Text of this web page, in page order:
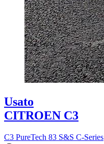
Usato
CITROEN C3
C3 PureTech 83 S&S C-Series